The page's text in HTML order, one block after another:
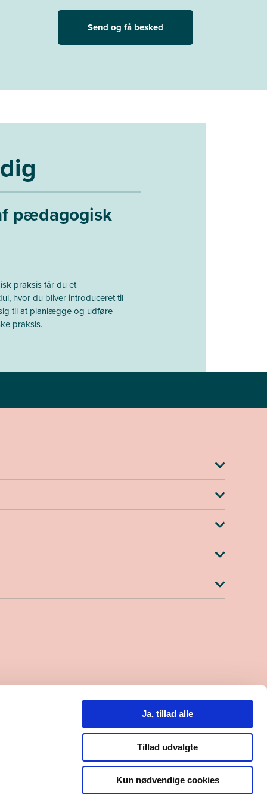
Ja, tillad alle
Tillad udvalgte
Kun nødvendige cookies
Send og få besked
pædagogisk
praksis får du et
hvor du bliver introduceret til
til at planlægge og udføre
praksis.